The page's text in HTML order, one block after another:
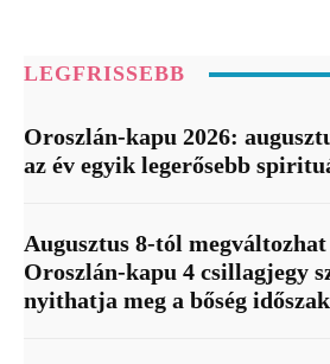
LEGFRISSEBB
Oroszlán-kapu 2026:
az év egyik legerősebb
Augusztus 8-tól
Oroszlán-kapu 4 csillagjegy
nyithatja meg a bőség